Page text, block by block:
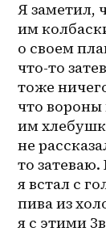
Я заметил,
им
о своем
что-то
тоже
что вороны
им
не
то затеваю.
я встал с
пива из
я с этими